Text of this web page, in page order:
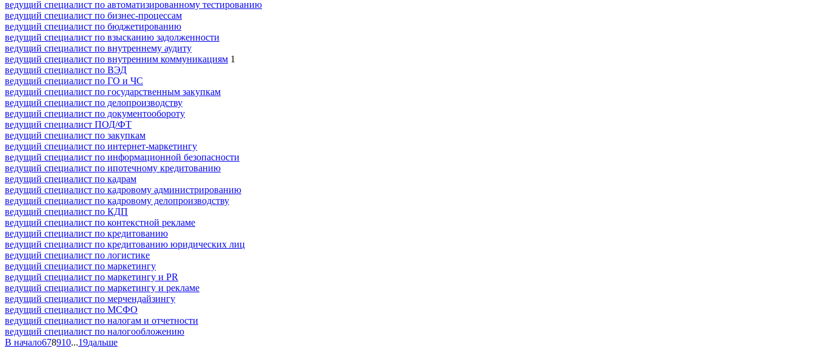
ведущий специалист по автоматизированному тестированию
ведущий специалист по бизнес-процессам
ведущий специалист по бюджетированию
ведущий специалист по взысканию задолженности
ведущий специалист по внутреннему аудиту
ведущий специалист по внутренним коммуникациям 1
ведущий специалист по ВЭД
ведущий специалист по ГО и ЧС
ведущий специалист по государственным закупкам
ведущий специалист по делопроизводству
ведущий специалист по документообороту
ведущий специалист ПОД/ФТ
ведущий специалист по закупкам
ведущий специалист по интернет-маркетингу
ведущий специалист по информационной безопасности
ведущий специалист по ипотечному кредитованию
ведущий специалист по кадрам
ведущий специалист по кадровому администрированию
ведущий специалист по кадровому делопроизводству
ведущий специалист по КДП
ведущий специалист по контекстной рекламе
ведущий специалист по кредитованию
ведущий специалист по кредитованию юридических лиц
ведущий специалист по логистике
ведущий специалист по маркетингу
ведущий специалист по маркетингу и PR
ведущий специалист по маркетингу и рекламе
ведущий специалист по мерчендайзингу
ведущий специалист по МСФО
ведущий специалист по налогам и отчетности
ведущий специалист по налогообложению
В начало678910...19дальше